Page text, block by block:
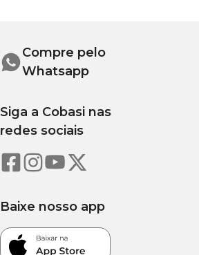
Compre pelo
Whatsapp
Siga a Cobasi nas
redes sociais
Baixe nosso app